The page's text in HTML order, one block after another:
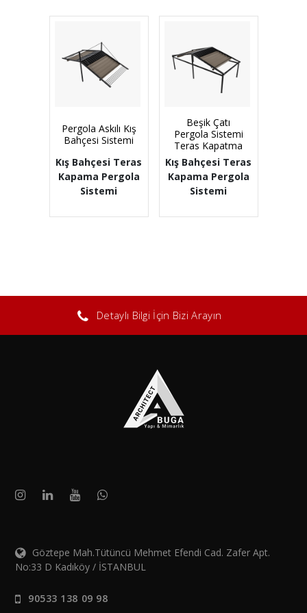
Pergola Askılı Kış
Bahçesi Sistemi
Kış Bahçesi Teras
Kapama Pergola
Sistemi
Beşik Çatı
Pergola Sistemi
Teras Kapatma
Kış Bahçesi Teras
Kapama Pergola
Sistemi
Detaylı Bilgi İçin Bizi Arayın
Göztepe Mah.Tütüncü Mehmet Efendi Cad. Zafer Apt.
No:33 D Kadıköy / İSTANBUL
90533 138 09 98